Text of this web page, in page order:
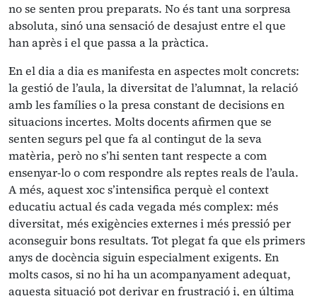
no se senten prou preparats. No és tant una sorpresa
absoluta, sinó una sensació de desajust entre el que
han après i el que passa a la pràctica.
En el dia a dia es manifesta en aspectes molt concrets:
la gestió de l’aula, la diversitat de l’alumnat, la relació
amb les famílies o la presa constant de decisions en
situacions incertes. Molts docents afirmen que se
senten segurs pel que fa al contingut de la seva
matèria, però no s’hi senten tant respecte a com
ensenyar-lo o com respondre als reptes reals de l’aula.
A més, aquest xoc s’intensifica perquè el context
educatiu actual és cada vegada més complex: més
diversitat, més exigències externes i més pressió per
aconseguir bons resultats. Tot plegat fa que els primers
anys de docència siguin especialment exigents. En
molts casos, si no hi ha un acompanyament adequat,
aquesta situació pot derivar en frustració i, en última